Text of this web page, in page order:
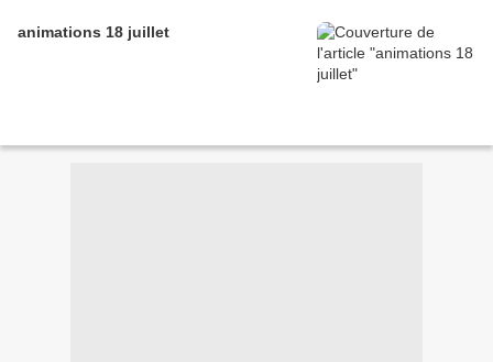
animations 18 juillet